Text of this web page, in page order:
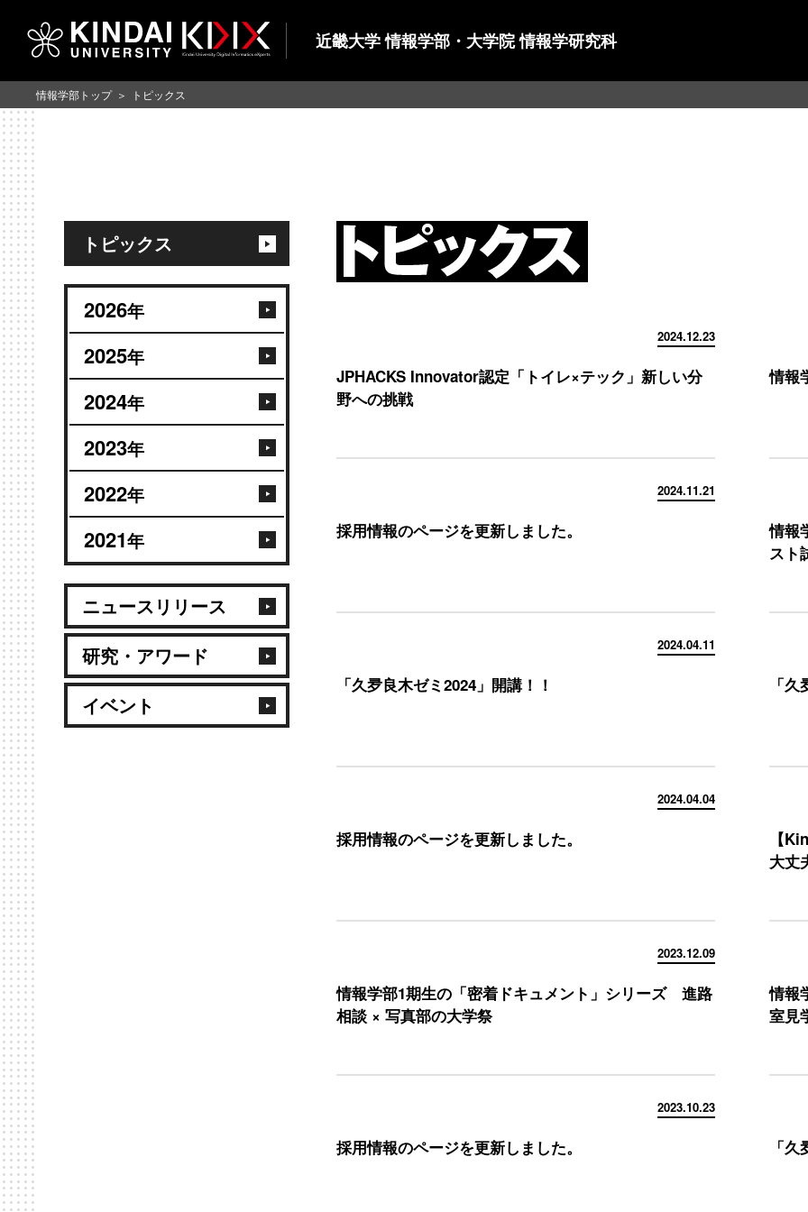
近畿大学 情報学部・大学院 情報学研究科
トピックス
2026年
2025年
2024年
2023年
2022年
2021年
ニュースリリース
研究・アワード
イベント
2024.12.23
JPHACKS Innovator認定「トイレ×テック」新しい分
野への挑戦
情報
2024.11.21
採用情報のページを更新しました。
情報
スト
2024.04.11
「久夛良木ゼミ2024」開講！！ 「
2024.04.04
採用情報のページを更新しました。
【
大丈
2023.12.09
情報学部1期生の「密着ドキュメント」シリーズ 進路
相談 × 写真部の大学祭
情報
室見
2023.10.23
採用情報のページを更新しました。 「
情報学部トップ トピックス